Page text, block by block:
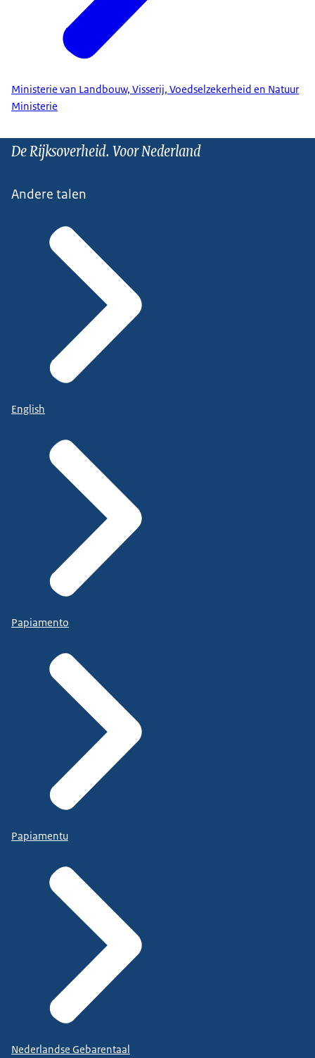
Ministerie van Landbouw, Visserij, Voedselzekerheid en Natuur
Ministerie
De Rijksoverheid. Voor Nederland
Andere talen
English
Papiamento
Papiamentu
Nederlandse Gebarentaal